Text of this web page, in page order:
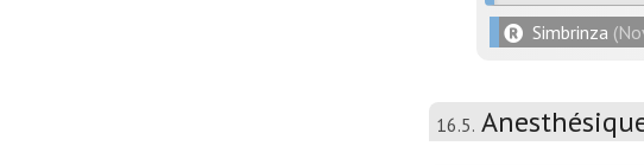
Simbrinza
16.5.